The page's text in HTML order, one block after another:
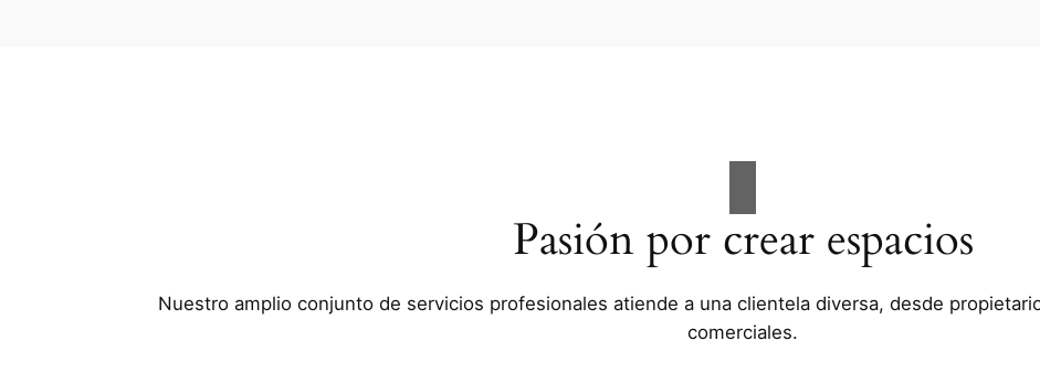
Pasión por crear espacios
Nuestro amplio conjunto de servicios profesionales atiende a una clientela diversa, desde
comerciales.